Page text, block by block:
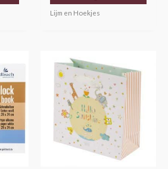
Lijm en Hoekjes
product
heeft
meerdere
variaties.
Deze
optie